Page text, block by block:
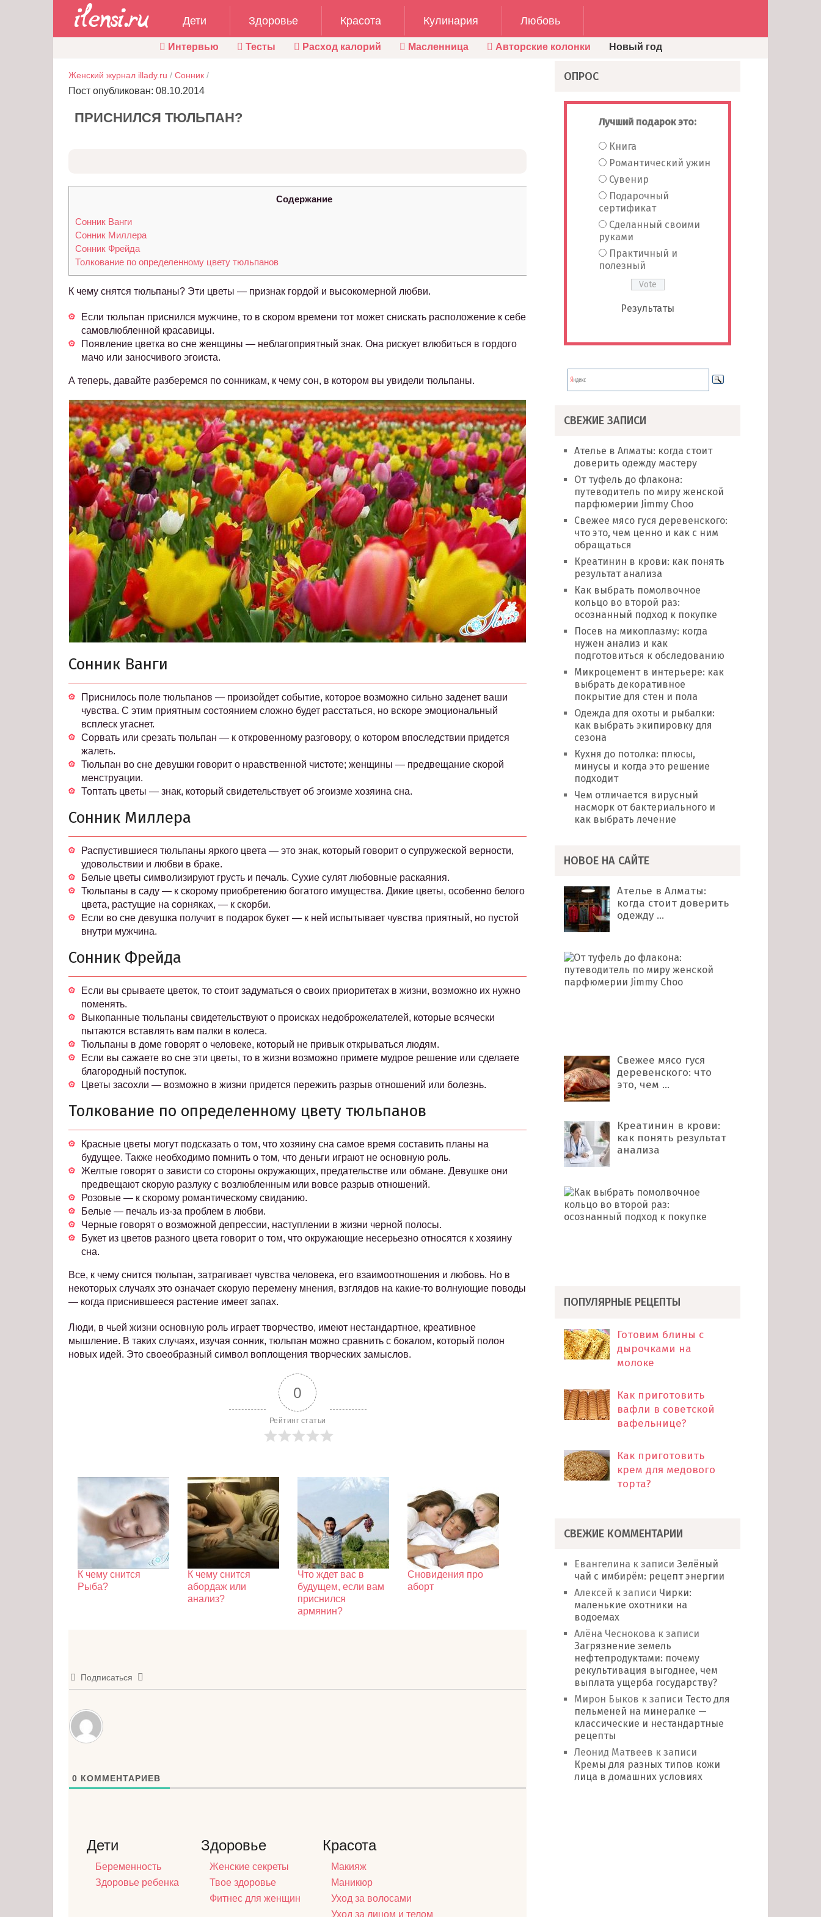
Дети Здоровье Красота Кулинария Любовь
Интервью Тесты Расход калорий Масленница Авторские колонки Новый год
Женский журнал illady.ru / Сонник /
Пост опубликован: 08.10.2014
ПРИСНИЛСЯ ТЮЛЬПАН?
Содержание
Сонник Ванги
Сонник Миллера
Сонник Фрейда
Толкование по определенному цвету тюльпанов
К чему снятся тюльпаны? Эти цветы — признак гордой и высокомерной любви.
Если тюльпан приснился мужчине, то в скором времени тот может снискать расположение к себе
самовлюбленной красавицы.
Появление цветка во сне женщины — неблагоприятный знак. Она рискует влюбиться в гордого
мачо или заносчивого эгоиста.
А теперь, давайте разберемся по сонникам, к чему сон, в котором вы увидели тюльпаны.
Сонник Ванги
Приснилось поле тюльпанов — произойдет событие, которое возможно сильно заденет ваши
чувства. С этим приятным состоянием сложно будет расстаться, но вскоре эмоциональный
всплеск угаснет.
Сорвать или срезать тюльпан — к откровенному разговору, о котором впоследствии придется
жалеть.
Тюльпан во сне девушки говорит о нравственной чистоте; женщины — предвещание скорой
менструации.
Топтать цветы — знак, который свидетельствует об эгоизме хозяина сна.
Сонник Миллера
Распустившиеся тюльпаны яркого цвета — это знак, который говорит о супружеской верности,
удовольствии и любви в браке.
Белые цветы символизируют грусть и печаль. Сухие сулят любовные раскаяния.
Тюльпаны в саду — к скорому приобретению богатого имущества. Дикие цветы, особенно белого
цвета, растущие на сорняках, — к скорби.
Если во сне девушка получит в подарок букет — к ней испытывает чувства приятный, но пустой
внутри мужчина.
Сонник Фрейда
Если вы срываете цветок, то стоит задуматься о своих приоритетах в жизни, возможно их нужно
поменять.
Выкопанные тюльпаны свидетельствуют о происках недоброжелателей, которые всячески
пытаются вставлять вам палки в колеса.
Тюльпаны в доме говорят о человеке, который не привык открываться людям.
Если вы сажаете во сне эти цветы, то в жизни возможно примете мудрое решение или сделаете
благородный поступок.
Цветы засохли — возможно в жизни придется пережить разрыв отношений или болезнь.
Толкование по определенному цвету тюльпанов
Красные цветы могут подсказать о том, что хозяину сна самое время составить планы на
будущее. Также необходимо помнить о том, что деньги играют не основную роль.
Желтые говорят о зависти со стороны окружающих, предательстве или обмане. Девушке они
предвещают скорую разлуку с возлюбленным или вовсе разрыв отношений.
Розовые — к скорому романтическому свиданию.
Белые — печаль из-за проблем в любви.
Черные говорят о возможной депрессии, наступлении в жизни черной полосы.
Букет из цветов разного цвета говорит о том, что окружающие несерьезно относятся к хозяину
сна.
Все, к чему снится тюльпан, затрагивает чувства человека, его взаимоотношения и любовь. Но в
некоторых случаях это означает скорую перемену мнения, взглядов на какие-то волнующие поводы
— когда приснившееся растение имеет запах.
Люди, в чьей жизни основную роль играет творчество, имеют нестандартное, креативное
мышление. В таких случаях, изучая сонник, тюльпан можно сравнить с бокалом, который полон
новых идей. Это своеобразный символ воплощения творческих замыслов.
0
Рейтинг статьи
К чему снится
Рыба?
К чему снится
абордаж или
анализ?
Что ждет вас в
будущем, если вам
приснился
армянин?
Сновидения про
аборт
Подписаться
0 КОММЕНТАРИЕВ
Дети
Беременность
Здоровье ребенка
Здоровье
Женские секреты
Твое здоровье
Фитнес для женщин
Красота
Макияж
Маникюр
Уход за волосами
Уход за лицом и телом
ОПРОС
Лучший подарок это:
Книга
Романтический ужин
Сувенир
Подарочный
сертификат
Сделанный своими
руками
Практичный и
полезный
Результаты
СВЕЖИЕ ЗАПИСИ
Ателье в Алматы: когда стоит
доверить одежду мастеру
От туфель до флакона:
путеводитель по миру женской
парфюмерии Jimmy Choo
Свежее мясо гуся деревенского:
что это, чем ценно и как с ним
обращаться
Креатинин в крови: как понять
результат анализа
Как выбрать помолвочное
кольцо во второй раз:
осознанный подход к покупке
Посев на микоплазму: когда
нужен анализ и как
подготовиться к обследованию
Микроцемент в интерьере: как
выбрать декоративное
покрытие для стен и пола
Одежда для охоты и рыбалки:
как выбрать экипировку для
сезона
Кухня до потолка: плюсы,
минусы и когда это решение
подходит
Чем отличается вирусный
насморк от бактериального и
как выбрать лечение
НОВОЕ НА САЙТЕ
Ателье в Алматы:
когда стоит доверить
одежду …
Свежее мясо гуся
деревенского: что
это, чем …
Креатинин в крови:
как понять результат
анализа
ПОПУЛЯРНЫЕ РЕЦЕПТЫ
Готовим блины с
дырочками на
молоке
Как приготовить
вафли в советской
вафельнице?
Как приготовить
крем для медового
торта?
СВЕЖИЕ КОММЕНТАРИИ
Евангелина к записиЗелёный
чай с имбирём: рецепт энергии
Алексей к записи Чирки:
маленькие охотники на
водоемах
Алёна Чеснокова к записи
Загрязнение земель
нефтепродуктами: почему
рекультивация выгоднее, чем
выплата ущерба государству?
Мирон Быков к записи Тесто для
пельменей на минералке —
классические и нестандартные
рецепты
Леонид Матвеев к записи
Кремы для разных типов кожи
лица в домашних условиях